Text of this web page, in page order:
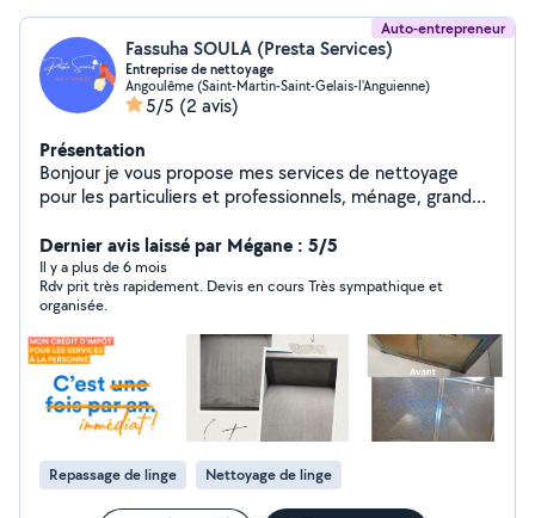
Auto-entrepreneur
Fassuha SOULA (Presta Services)
Entreprise de nettoyage
Angoulême (Saint-Martin-Saint-Gelais-l'Anguienne)
5/5 (2 avis)
Présentation
Bonjour je vous propose mes services de nettoyage
pour les particuliers et professionnels, ménage, grand
nettoyage textiles (tapis, moquettes, canapé,
matelas)... Je suis quelqu'un de très sérieux et ponctuel.
Dernier avis laissé par Mégane : 5/5
Il y a plus de 6 mois
Rdv prit très rapidement. Devis en cours Très sympathique et
organisée.
Repassage de linge Nettoyage de linge